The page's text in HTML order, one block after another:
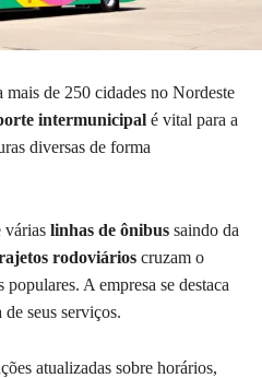
mais de 250 cidades no Nordeste
intermunicipal é vital para a
diversas de forma
várias linhas de ônibus saindo da
rodoviários cruzam o
A empresa se destaca
seus serviços.
atualizadas sobre horários,